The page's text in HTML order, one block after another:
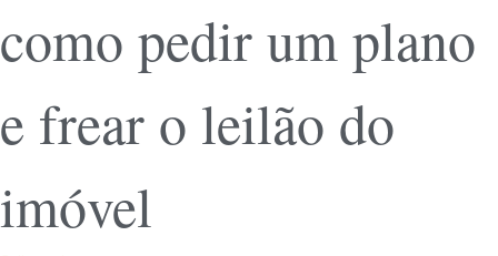
como pedir um plano
e frear o leilão do
imóvel